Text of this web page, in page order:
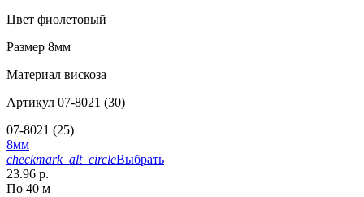
Цвет фиолетовый
Размер 8мм
Материал вискоза
Артикул 07-8021 (30)
07-8021 (25)
8мм
checkmark_alt_circleВыбрать
23.96 р.
По 40 м